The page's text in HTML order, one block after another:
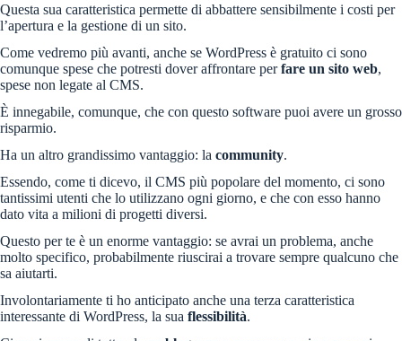
Questa sua caratteristica permette di abbattere sensibilmente i costi per
l’apertura e la gestione di un sito.
Come vedremo più avanti, anche se WordPress è gratuito ci sono
comunque spese che potresti dover affrontare perfare un sito web,
spese non legate al CMS.
È innegabile, comunque, che con questo software puoi avere un grosso
risparmio.
Ha un altro grandissimo vantaggio: la community.
Essendo, come ti dicevo, il CMS più popolare del momento, ci sono
tantissimi utenti che lo utilizzano ogni giorno, e che con esso hanno
dato vita a milioni di progetti diversi.
Questo per te è un enorme vantaggio: se avrai un problema, anche
molto specifico, probabilmente riuscirai a trovare sempre qualcuno che
sa aiutarti.
Involontariamente ti ho anticipato anche una terza caratteristica
interessante di WordPress, la sua flessibilità.